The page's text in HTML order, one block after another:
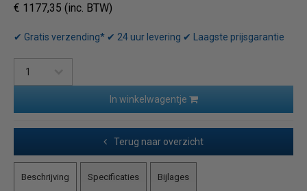
€ 1177,35 (inc. BTW)
✔ Gratis verzending* ✔ 24 uur levering ✔ Laagste prijsgarantie
In winkelwagentje
Terug naar overzicht
Beschrijving Specificaties Bijlages